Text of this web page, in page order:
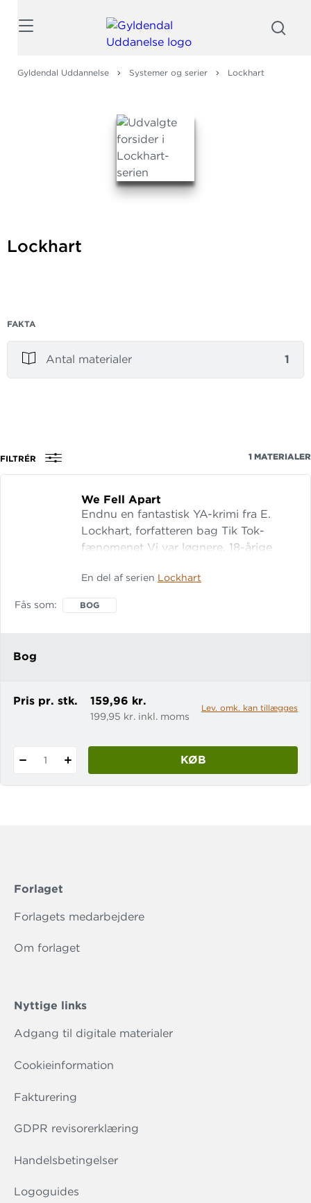
Gyldendal Uddannelse Systemer og serier Lockhart
Lockhart
FAKTA
Antal materialer 1
FILTRÉR 1 MATERIALER
We Fell Apart
Endnu en fantastisk YA-krimi fra E.
Lockhart, forfatteren bag Tik Tok-
fænomenet Vi var løgnere. 18-årige
kunstnerfars faldefærdige palæ på
En del af serien Lockhart
Fås som BOG
Bog
Pris pr. stk. 159,96 kr.
199,95 kr. inkl. moms
Lev. omk. kan tillægges
1 KØB
Forlaget
Forlagets medarbejdere
Om forlaget
Nyttige links
Adgang til digitale materialer
Cookieinformation
Fakturering
GDPR revisorerklæring
Handelsbetingelser
Logoguides